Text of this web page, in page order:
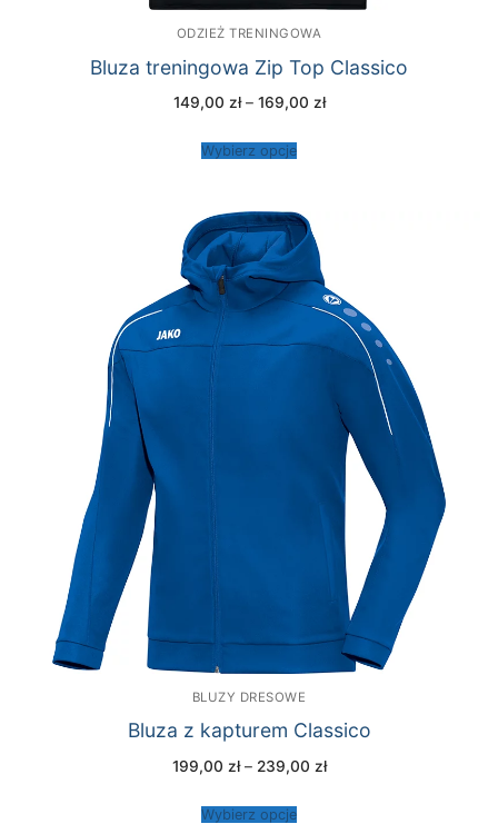
ODZIEŻ TRENINGOWA
Bluza treningowa Zip Top Classico
149,00 zł – 169,00 złZakres
Wybierz opcje
BLUZY DRESOWE
Bluza z kapturem Classico
199,00 zł – 239,00 złZakres
Wybierz opcje